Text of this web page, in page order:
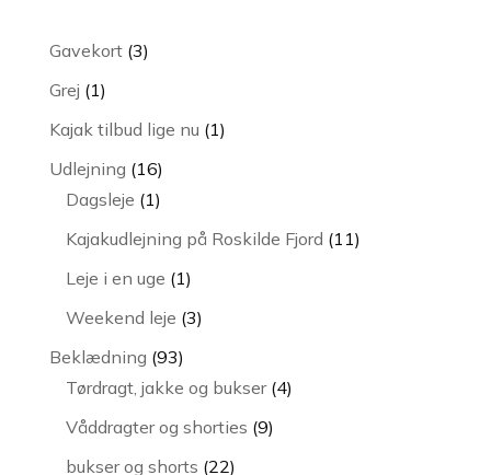
Gavekort 33
Grej 11
vare
Kajak tilbud lige nu 11
Udlejning 1616
varer
Dagsleje 11
vare
Kajakudlejning på Roskilde Fjord 1111
Leje i en uge 11
vare
Weekend leje 33
Beklædning 9393
varer
Tørdragt, jakke og bukser 44
Våddragter og shorties 99
bukser og shorts 2222